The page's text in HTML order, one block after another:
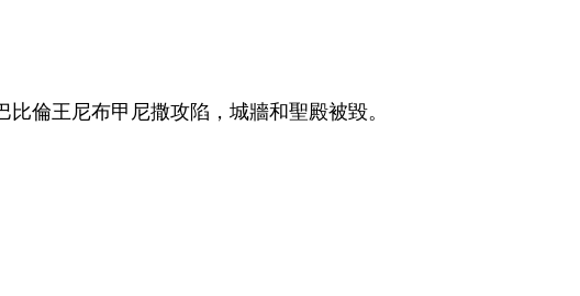
比倫王尼布甲尼撒攻陷，城牆和聖殿被毀。